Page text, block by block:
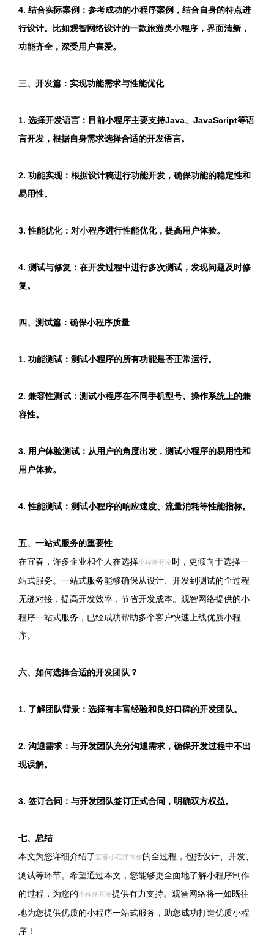
4. 结合实际案例：参考成功的小程序案例，结合自身的特点进
行设计。比如观智网络设计的一款旅游类小程序，界面清新，
功能齐全，深受用户喜爱。
三、开发篇：实现功能需求与性能优化
1. 选择开发语言：目前小程序主要支持Java、JavaScript等语
言开发，根据自身需求选择合适的开发语言。
2. 功能实现：根据设计稿进行功能开发，确保功能的稳定性和
易用性。
3. 性能优化：对小程序进行性能优化，提高用户体验。
4. 测试与修复：在开发过程中进行多次测试，发现问题及时修
复。
四、测试篇：确保小程序质量
1. 功能测试：测试小程序的所有功能是否正常运行。
2. 兼容性测试：测试小程序在不同手机型号、操作系统上的兼
容性。
3. 用户体验测试：从用户的角度出发，测试小程序的易用性和
用户体验。
4. 性能测试：测试小程序的响应速度、流量消耗等性能指标。
五、一站式服务的重要性
在宜春，许多企业和个人在选择小程序开发时，更倾向于选择一
站式服务。一站式服务能够确保从设计、开发到测试的全过程
无缝对接，提高开发效率，节省开发成本。观智网络提供的小
程序一站式服务，已经成功帮助多个客户快速上线优质小程
序。
六、如何选择合适的开发团队？
1. 了解团队背景：选择有丰富经验和良好口碑的开发团队。
2. 沟通需求：与开发团队充分沟通需求，确保开发过程中不出
现误解。
3. 签订合同：与开发团队签订正式合同，明确双方权益。
七、总结
本文为您详细介绍了宜春小程序制作的全过程，包括设计、开发、
测试等环节。希望通过本文，您能够更全面地了解小程序制作
的过程，为您的小程序开发提供有力支持。观智网络将一如既往
地为您提供优质的小程序一站式服务，助您成功打造优质小程
序！